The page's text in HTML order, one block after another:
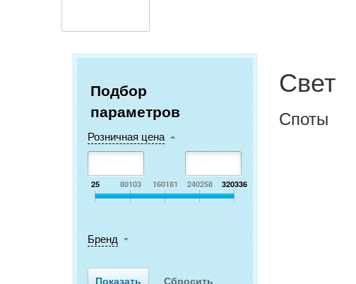
Подбор
параметров
Розничная цена
25 80103 160181 240258 320336
Бренд
Свет
Споты